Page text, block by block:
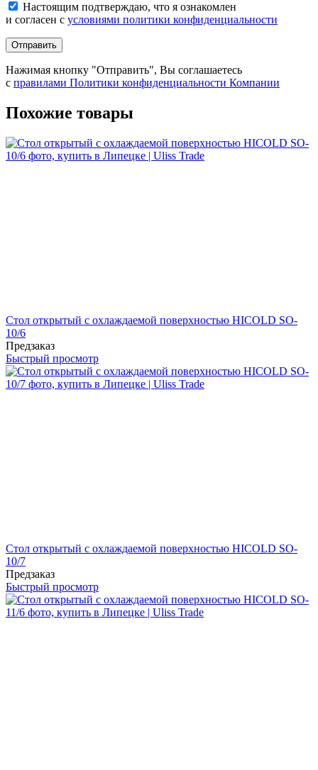
Настоящим подтверждаю, что я ознакомлен
и согласен с условиями политики конфиденциальности
Отправить
Нажимая кнопку "Отправить", Вы соглашаетесь
с правилами Политики конфиденциальности Компании
Похожие товары
Стол открытый с охлаждаемой поверхностью HICOLD SO-
10/6
Предзаказ
Быстрый просмотр
Стол открытый с охлаждаемой поверхностью HICOLD SO-
10/7
Предзаказ
Быстрый просмотр